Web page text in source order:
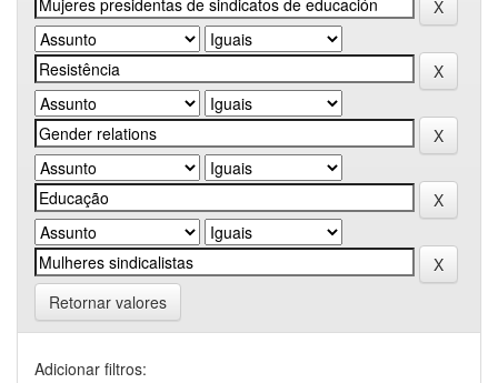
Retornar valores
Adicionar filtros: